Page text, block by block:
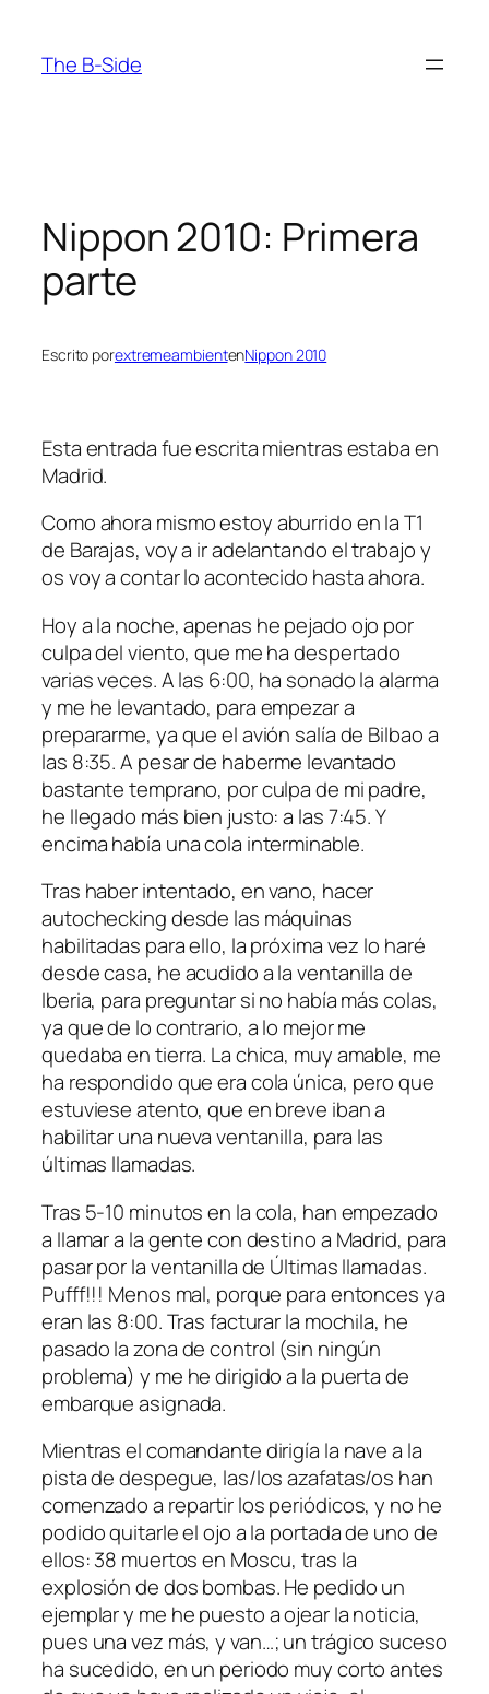
contenido
The B-Side
Nippon 2010: Primera
parte
Escrito porextremeambientenNippon 2010
Esta entrada fue escrita mientras estaba en
Madrid.
Como ahora mismo estoy aburrido en la T1
de Barajas, voy a ir adelantando el trabajo y
os voy a contar lo acontecido hasta ahora.
Hoy a la noche, apenas he pejado ojo por
culpa del viento, que me ha despertado
varias veces. A las 6:00, ha sonado la alarma
y me he levantado, para empezar a
prepararme, ya que el avión salía de Bilbao a
las 8:35. A pesar de haberme levantado
bastante temprano, por culpa de mi padre,
he llegado más bien justo: a las 7:45. Y
encima había una cola interminable.
Tras haber intentado, en vano, hacer
autochecking desde las máquinas
habilitadas para ello, la próxima vez lo haré
desde casa, he acudido a la ventanilla de
Iberia, para preguntar si no había más colas,
ya que de lo contrario, a lo mejor me
quedaba en tierra. La chica, muy amable, me
ha respondido que era cola única, pero que
estuviese atento, que en breve iban a
habilitar una nueva ventanilla, para las
últimas llamadas.
Tras 5-10 minutos en la cola, han empezado
a llamar a la gente con destino a Madrid, para
pasar por la ventanilla de Últimas llamadas.
Pufff!!! Menos mal, porque para entonces ya
eran las 8:00. Tras facturar la mochila, he
pasado la zona de control (sin ningún
problema) y me he dirigido a la puerta de
embarque asignada.
Mientras el comandante dirigía la nave a la
pista de despegue, las/los azafatas/os han
comenzado a repartir los periódicos, y no he
podido quitarle el ojo a la portada de uno de
ellos: 38 muertos en Moscu, tras la
explosión de dos bombas. He pedido un
ejemplar y me he puesto a ojear la noticia,
pues una vez más, y van…; un trágico suceso
ha sucedido, en un periodo muy corto antes